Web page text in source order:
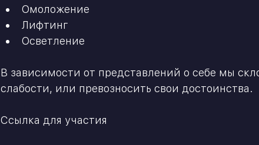
Омоложение
Лифтинг
Осветление
В зависимости от представлений о себе мы
слабости, или превозносить свои достоинства.
Ссылка для участия